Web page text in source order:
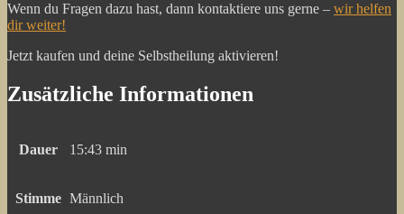
Wenn du Fragen dazu hast, dann kontaktiere uns gerne – wir helfen
dir weiter!
Jetzt kaufen und deine Selbstheilung aktivieren!
Zusätzliche Informationen
Dauer 15:43 min
Stimme Männlich